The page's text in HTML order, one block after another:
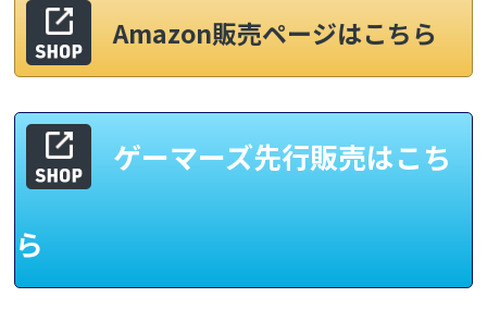
Amazon販売ページはこちら
ゲーマーズ先行販売はこち
ら